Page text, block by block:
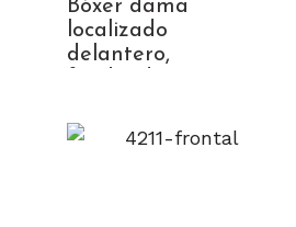
Bóxer dama
localizado
delantero,